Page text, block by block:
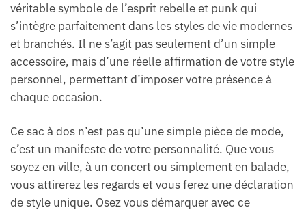
véritable symbole de l’esprit rebelle et punk qui
s’intègre parfaitement dans les styles de vie modernes
et branchés. Il ne s’agit pas seulement d’un simple
accessoire, mais d’une réelle affirmation de votre style
personnel, permettant d’imposer votre présence à
chaque occasion.
Ce sac à dos n’est pas qu’une simple pièce de mode,
c’est un manifeste de votre personnalité. Que vous
soyez en ville, à un concert ou simplement en balade,
vous attirerez les regards et vous ferez une déclaration
de style unique. Osez vous démarquer avec ce